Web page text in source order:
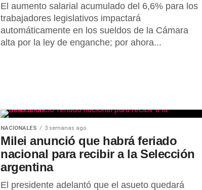
El aumento salarial acumulado del 6,6% para los
trabajadores legislativos impactará
automáticamente en los sueldos de la Cámara
alta por la ley de enganche; por ahora...
NACIONALES 3 semanas ago
Milei anunció que habrá feriado
nacional para recibir a la Selección
argentina
El presidente adelantó que el asueto quedará